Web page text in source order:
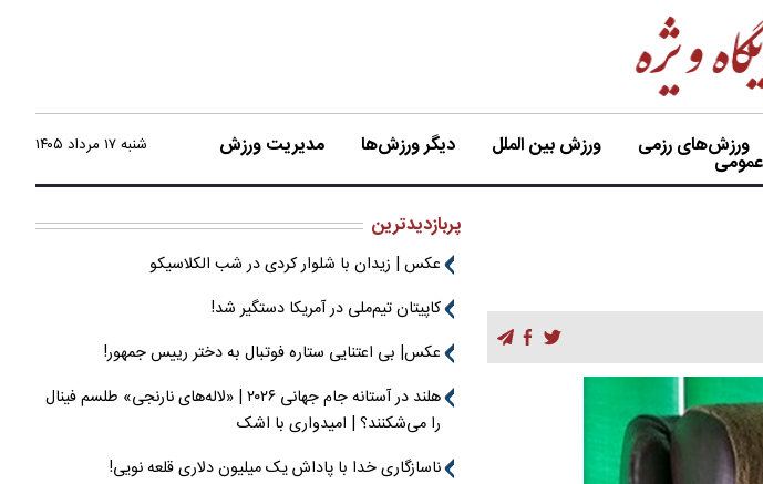
ورزش‌های رزمی ورزش بین الملل دیگر ورزش‌ها مدیریت ورزش
عمومی
شنبه ۱۷ مرداد ۱۴۰۵
پربازدیدترین
عکس | زیدان با شلوار کردی در شب الکلاسیکو
کاپیتان تیم‌ملی در آمریکا دستگیر شد!
عکس| بی اعتنایی ستاره فوتبال به دختر رییس جمهور!
هلند در آستانه جام جهانی ۲۰۲۶ | «لاله‌های نارنجی» طلسم فینال
را می‌شکنند؟ | امیدواری با اشک
ناسازگاری خدا با پاداش یک میلیون دلاری قلعه نویی!